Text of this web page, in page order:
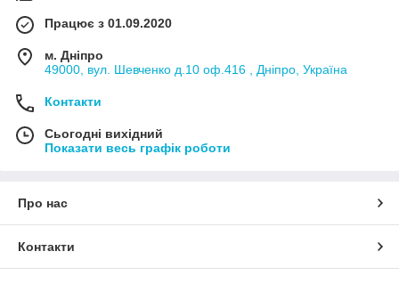
Працює з 01.09.2020
м. Дніпро
49000, вул. Шевченко д.10 оф.416 , Дніпро, Україна
Контакти
Сьогодні вихідний
Показати весь графік роботи
Про нас
Контакти